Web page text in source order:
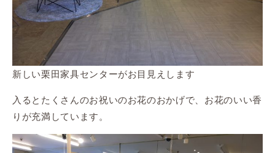
新しい栗田家具センターがお目見えします
入るとたくさんのお祝いのお花のおかげで、お花のいい香
りが充満しています。